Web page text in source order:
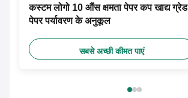
कस्टम लोगो 10 औंस क्षमता पेपर कप खाद्य ग्रेड
पेपर पर्यावरण के अनुकूल
सबसे अच्छी कीमत पाएं